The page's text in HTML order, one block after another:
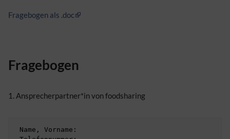
Fragebogen als .doc
Fragebogen
1. Ansprecherpartner*in von foodsharing